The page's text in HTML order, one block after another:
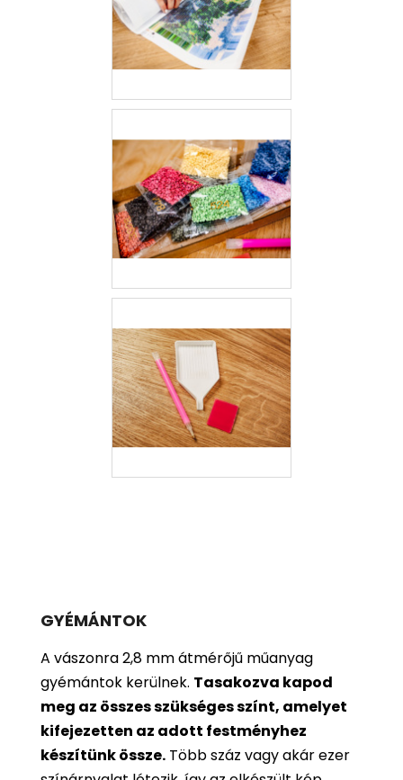
GYÉMÁNTOK
A vászonra 2,8 mm átmérőjű műanyag
gyémántok kerülnek. Tasakozva kapod
meg az összes szükséges színt, amelyet
kifejezetten az adott festményhez
készítünk össze. Több száz vagy akár ezer